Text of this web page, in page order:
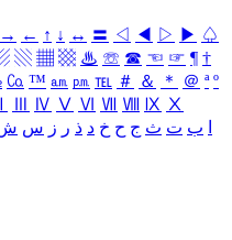
→ ← ↑ ↓ ↔ 〓 ◁ ◀ ▷ ▶ ♤
▧ ▦ ▩ ♨ ☏ ☎ ☜ ☞ ¶ †
㏇ ™ ㏂ ㏘ ℡ ＃ ＆ ＊ ＠ ª º
Ⅳ Ⅴ Ⅵ Ⅶ Ⅷ Ⅸ Ⅹ
ب ت ث ج ح خ د ذ ر ز س